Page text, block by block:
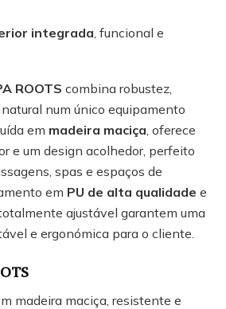
integrada , funcional e
ROOTS combina robustez,
num único equipamento
em madeira maciça , oferece
e um design acolhedor, perfeito
spas e espaços de
em PU de alta qualidade e
ajustável garantem uma
e ergonómica para o cliente.
madeira maciça, resistente e